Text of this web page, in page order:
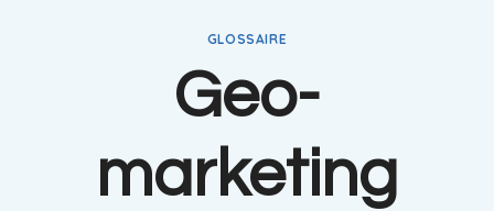
GLOSSAIRE
Geo-
marketing